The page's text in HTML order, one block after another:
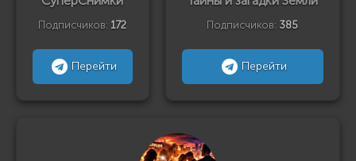
Подписчиков: 172
Перейти
Подписчиков: 385
Перейти